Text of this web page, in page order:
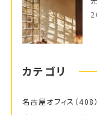
カテゴリ
名古屋オフィス （408）